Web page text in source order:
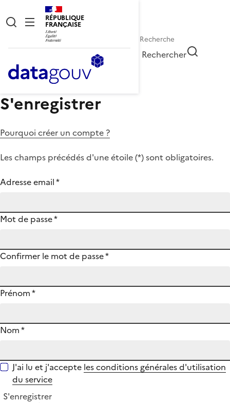
RÉPUBLIQUE
FRANÇAISE
Rechercher
S'enregistrer
Pourquoi créer un compte ?
Les champs précédés d'une étoile (*) sont obligatoires.
Adresse email*
Mot de passe*
Confirmer le mot de passe*
Prénom*
Nom*
J'ai lu et j'accepte les conditions générales d'utilisation
du service
S'enregistrer